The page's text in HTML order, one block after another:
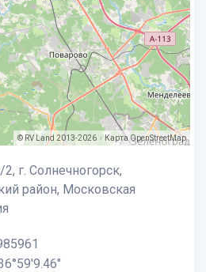
© RV Land 2013-2026 | КартаOpenStreetMap
г. Солнечногорск,
район, Московская